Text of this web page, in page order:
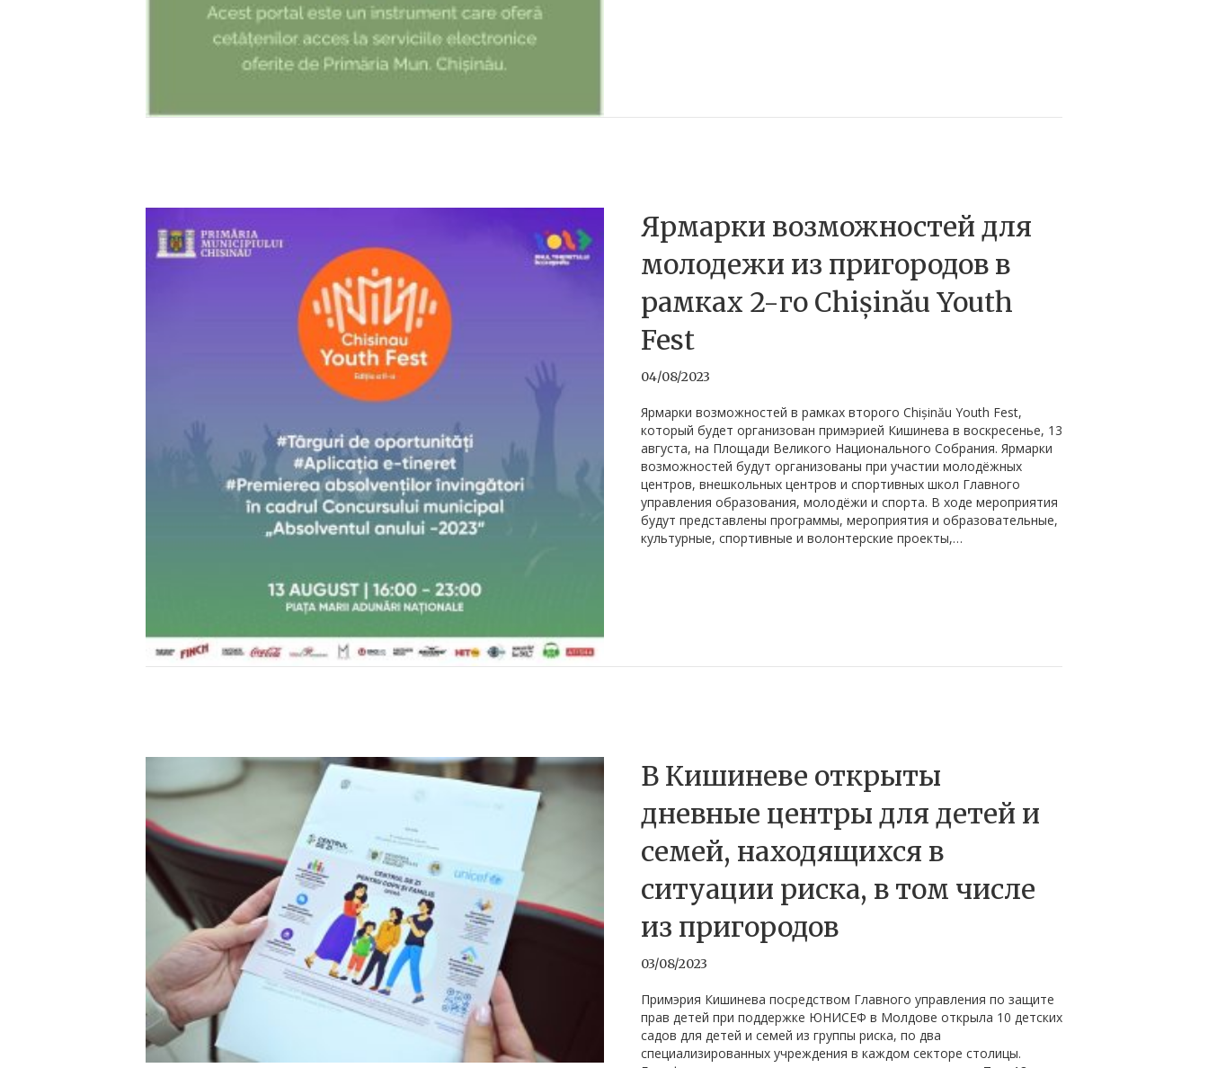
Ярмарки возможностей для
молодежи из пригородов в
рамках 2-го Chișinău Youth
Fest
04/08/2023
Ярмарки возможностей в рамках второго Chișinău Youth Fest,
который будет организован примэрией Кишинева в воскресенье, 13
августа, на Площади Великого Национального Собрания. Ярмарки
возможностей будут организованы при участии молодёжных
центров, внешкольных центров и спортивных школ Главного
управления образования, молодёжи и спорта. В ходе мероприятия
будут представлены программы, мероприятия и образовательные,
культурные, спортивные и волонтерские проекты,…
В Кишиневе открыты
дневные центры для детей и
семей, находящихся в
ситуации риска, в том числе
из пригородов
03/08/2023
Примэрия Кишинева посредством Главного управления по защите
прав детей при поддержке ЮНИСЕФ в Молдове открыла 10 детских
садов для детей и семей из группы риска, по два
специализированных учреждения в каждом секторе столицы.